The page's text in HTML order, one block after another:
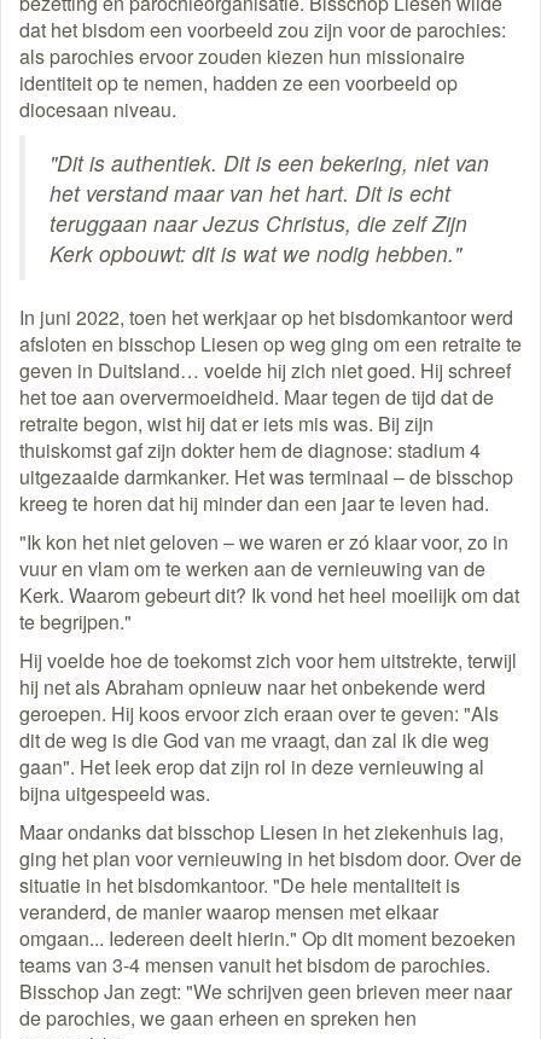
dat het bisdom een voorbeeld zou zijn voor de parochies:
als parochies ervoor zouden kiezen hun missionaire
identiteit op te nemen, hadden ze een voorbeeld op
diocesaan niveau.
"Dit is authentiek. Dit is een bekering, niet van
het verstand maar van het hart. Dit is echt
teruggaan naar Jezus Christus, die zelf Zijn
Kerk opbouwt: dit is wat we nodig hebben."
In juni 2022, toen het werkjaar op het bisdomkantoor werd
afsloten en bisschop Liesen op weg ging om een retraite te
geven in Duitsland… voelde hij zich niet goed. Hij schreef
het toe aan oververmoeidheid. Maar tegen de tijd dat de
retraite begon, wist hij dat er iets mis was. Bij zijn
thuiskomst gaf zijn dokter hem de diagnose: stadium 4
uitgezaaide darmkanker. Het was terminaal – de bisschop
kreeg te horen dat hij minder dan een jaar te leven had.
"Ik kon het niet geloven – we waren er zó klaar voor, zo in
vuur en vlam om te werken aan de vernieuwing van de
Kerk. Waarom gebeurt dit? Ik vond het heel moeilijk om dat
te begrijpen."
Hij voelde hoe de toekomst zich voor hem uitstrekte, terwijl
hij net als Abraham opnieuw naar het onbekende werd
geroepen. Hij koos ervoor zich eraan over te geven: "Als
dit de weg is die God van me vraagt, dan zal ik die weg
gaan". Het leek erop dat zijn rol in deze vernieuwing al
bijna uitgespeeld was.
Maar ondanks dat bisschop Liesen in het ziekenhuis lag,
ging het plan voor vernieuwing in het bisdom door. Over de
situatie in het bisdomkantoor. "De hele mentaliteit is
veranderd, de manier waarop mensen met elkaar
omgaan... Iedereen deelt hierin." Op dit moment bezoeken
teams van 3-4 mensen vanuit het bisdom de parochies.
Bisschop Jan zegt: "We schrijven geen brieven meer naar
de parochies, we gaan erheen en spreken hen